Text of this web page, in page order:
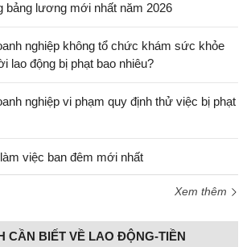
bảng lương mới nhất năm 2026
nghiệp không tổ chức khám sức khỏe
lao động bị phạt bao nhiêu?
nghiệp vi phạm quy định thử việc bị phạt
việc ban đêm mới nhất
Xem thêm
CẦN BIẾT VỀ LAO ĐỘNG-TIỀN